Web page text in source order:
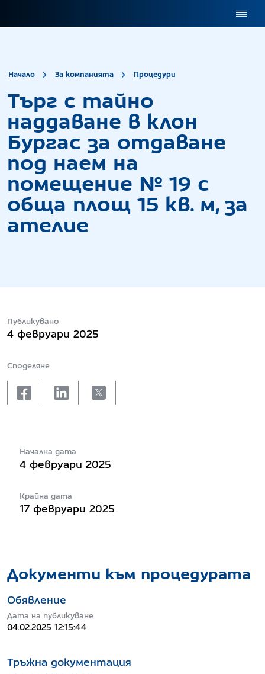
Начало За компанията Процедури
Търг с тайно
наддаване в клон
Бургас за отдаване
под наем на
помещение № 19 с
обща площ 15 кв. м, за
ателие
Публикувано
4 февруари 2025
Споделяне
facebooklinkedinX
Начална дата
4 февруари 2025
Крайна дата
17 февруари 2025
Документи към процедурата
Обявление
Дата на публикуване
04.02.2025 12:15:44
Тръжна документация